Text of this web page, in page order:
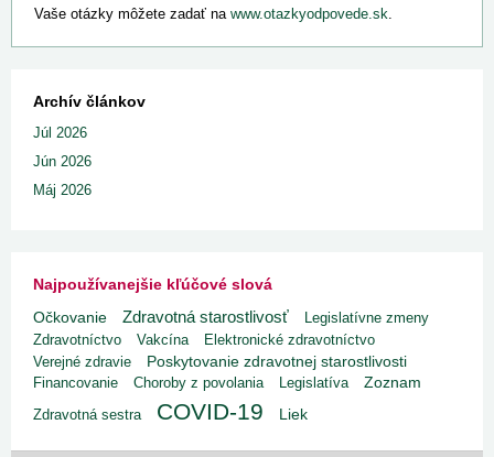
Vaše otázky môžete zadať na www.otazkyodpovede.sk.
Archív článkov
Júl 2026
Jún 2026
Máj 2026
Najpoužívanejšie kľúčové slová
Očkovanie Zdravotná starostlivosť
Legislatívne zmeny
Zdravotníctvo
Vakcína
Elektronické zdravotníctvo
Verejné zdravie
Poskytovanie zdravotnej starostlivosti
Financovanie Choroby z povolania Legislatíva
Zoznam
Zdravotná sestra
COVID-19 Liek